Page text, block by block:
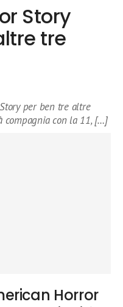
Story
tre
per ben tre altre
compagnia con la 11, […]
Horror